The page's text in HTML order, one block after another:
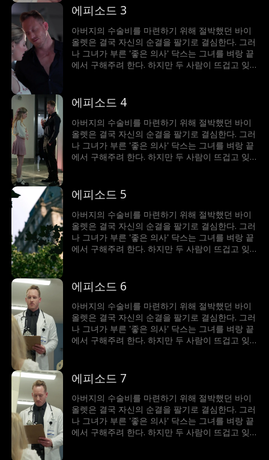
끌리게 된다. 서로의 가장 어두운 비밀이 드러났을
때, 과연 그들의 위태로운 관계는 살아남을 수 있
을까?
에피소드 3
아버지의 수술비를 마련하기 위해 절박했던 바이
올렛은 결국 자신의 순결을 팔기로 결심한다. 그러
나 그녀가 부른 '좋은 의사' 닥스는 그녀를 벼랑 끝
에서 구해주려 한다. 하지만 두 사람이 뜨겁고 잊
끌리게 된다. 서로의 가장 어두운 비밀이 드러났을
때, 과연 그들의 위태로운 관계는 살아남을 수 있
을까?
에피소드 4
아버지의 수술비를 마련하기 위해 절박했던 바이
올렛은 결국 자신의 순결을 팔기로 결심한다. 그러
나 그녀가 부른 '좋은 의사' 닥스는 그녀를 벼랑 끝
에서 구해주려 한다. 하지만 두 사람이 뜨겁고 잊
끌리게 된다. 서로의 가장 어두운 비밀이 드러났을
때, 과연 그들의 위태로운 관계는 살아남을 수 있
을까?
에피소드 5
아버지의 수술비를 마련하기 위해 절박했던 바이
올렛은 결국 자신의 순결을 팔기로 결심한다. 그러
나 그녀가 부른 '좋은 의사' 닥스는 그녀를 벼랑 끝
에서 구해주려 한다. 하지만 두 사람이 뜨겁고 잊
끌리게 된다. 서로의 가장 어두운 비밀이 드러났을
때, 과연 그들의 위태로운 관계는 살아남을 수 있
을까?
에피소드 6
아버지의 수술비를 마련하기 위해 절박했던 바이
올렛은 결국 자신의 순결을 팔기로 결심한다. 그러
나 그녀가 부른 '좋은 의사' 닥스는 그녀를 벼랑 끝
에서 구해주려 한다. 하지만 두 사람이 뜨겁고 잊
끌리게 된다. 서로의 가장 어두운 비밀이 드러났을
때, 과연 그들의 위태로운 관계는 살아남을 수 있
을까?
에피소드 7
아버지의 수술비를 마련하기 위해 절박했던 바이
올렛은 결국 자신의 순결을 팔기로 결심한다. 그러
나 그녀가 부른 '좋은 의사' 닥스는 그녀를 벼랑 끝
에서 구해주려 한다. 하지만 두 사람이 뜨겁고 잊